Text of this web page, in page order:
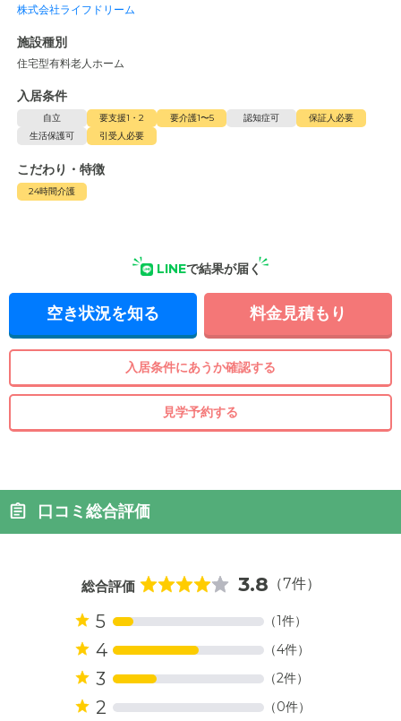
株式会社ライフドリーム
施設種別
住宅型有料老人ホーム
入居条件
自立 要支援1・2 要介護1〜5 認知症可
保証人必要
生活保護可
引受人必要
こだわり・特徴
24時間介護
LINEで結果が届く
空き状況を知る 料金見積もり
入居条件にあうか確認する
見学予約する
口コミ総合評価
総合評価 3.8 （7件）
5 （1件）
4 （4件）
3 （2件）
2 （0件）